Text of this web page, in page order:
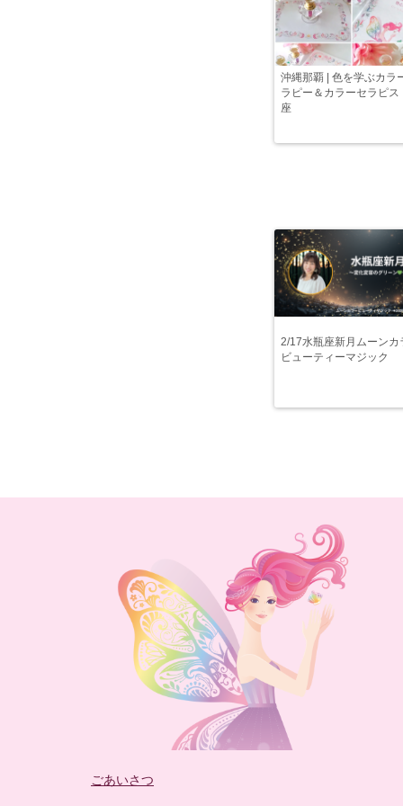
沖縄那覇 | 色を学ぶカラ
ラピー＆カラーセラピス
座
2/17水瓶座新月ムーンカ
ビューティーマジック
ごあいさつ